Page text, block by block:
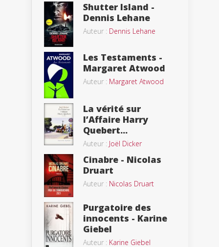
Shutter Island -
Dennis Lehane
Auteur : Dennis Lehane
Les Testaments -
Margaret Atwood
Auteur : Margaret Atwood
La vérité sur
l’Affaire Harry
Quebert...
Auteur : Joël Dicker
Cinabre - Nicolas
Druart
Auteur : Nicolas Druart
Purgatoire des
innocents - Karine
Giebel
Auteur : Karine Giebel